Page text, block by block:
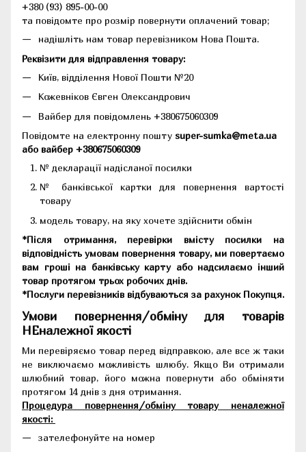
+380 (93) 895-00-00
та повідомте про розмір повернути оплачений товар;
надішліть нам товар перевізником Нова Пошта.
Реквізити для відправлення товару:
Київ, відділення Нової Пошти №20
Кожевніков Євген Олександрович
Вайбер для повідомлень +380675060309
Повідомте на електронну пошту super-sumka@meta.ua
або вайбер +380675060309
№ декларації надісланої посилки
№ банківської картки для повернення вартості
товару
модель товару, на яку хочете здійснити обмін
*Після отримання, перевірки вмісту посилки на
відповідність умовам повернення товару, ми повертаємо
вам гроші на банківську карту або надсилаємо інший
товар протягом трьох робочих днів.
*Послуги перевізників відбуваються за рахунок Покупця.
Умови повернення/обміну для товарів
НЕналежної якості
Ми перевіряємо товар перед відправкою, але все ж таки
не виключаємо можливість шлюбу. Якщо Ви отримали
шлюбний товар, його можна повернути або обміняти
протягом 14 днів з дня отримання.
Процедура повернення/обміну товару неналежної
якості:
зателефонуйте на номер